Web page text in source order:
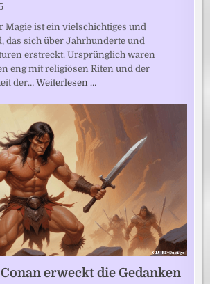
Magie ist ein vielschichtiges und
das sich über Jahrhunderte und
erstreckt. Ursprünglich waren
eng mit religiösen Riten und der
der…Weiterlesen …
Conan erweckt die Gedanken